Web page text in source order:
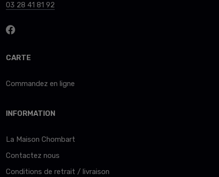
03 28 41 81 92
CARTE
Commandez en ligne
INFORMATION
La Maison Chombart
Contactez nous
Conditions de retrait / livraison